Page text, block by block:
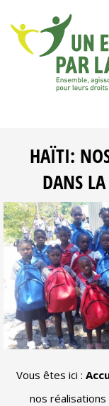
HAÏTI:
DANS
Vous êtes ici :
nos réalisations